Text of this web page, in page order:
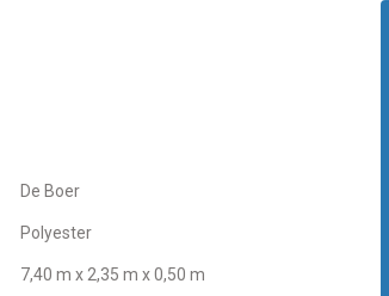
De Boer
Polyester
7,40 m x 2,35 m x 0,50 m